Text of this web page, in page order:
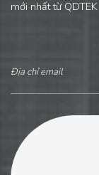
mới nhất từ QDTEK